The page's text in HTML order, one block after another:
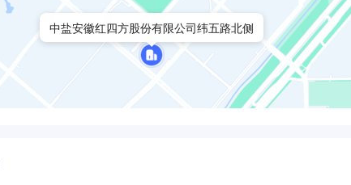
中盐安徽红四方股份有限公司纬五路北侧